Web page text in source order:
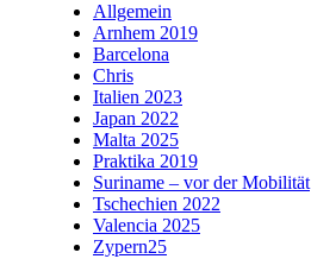
Allgemein
Arnhem 2019
Barcelona
Chris
Italien 2023
Japan 2022
Malta 2025
Praktika 2019
Suriname – vor der Mobilität
Tschechien 2022
Valencia 2025
Zypern25